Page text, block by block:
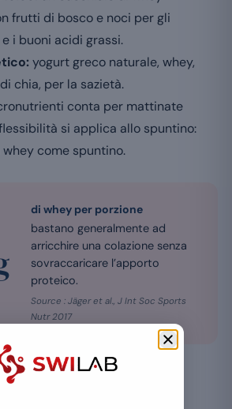
frutti di bosco e noci per gli
i buoni acidi grassi.
yogurt greco naturale, whey,
chia, per la sazietà.
conta per mattinate
si applica allo spuntino:
come spuntino.
di whey per porzione
bastano generalmente ad
arricchire una colazione senza
sovraccaricare l’apporto
proteico.
Source : Jäger et al., J Int Soc Sports
Nutr 2017